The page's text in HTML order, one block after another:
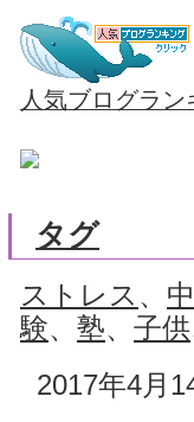
人気ブログラン
タグ
ストレス 、
験、 塾、 子供
2017年4月